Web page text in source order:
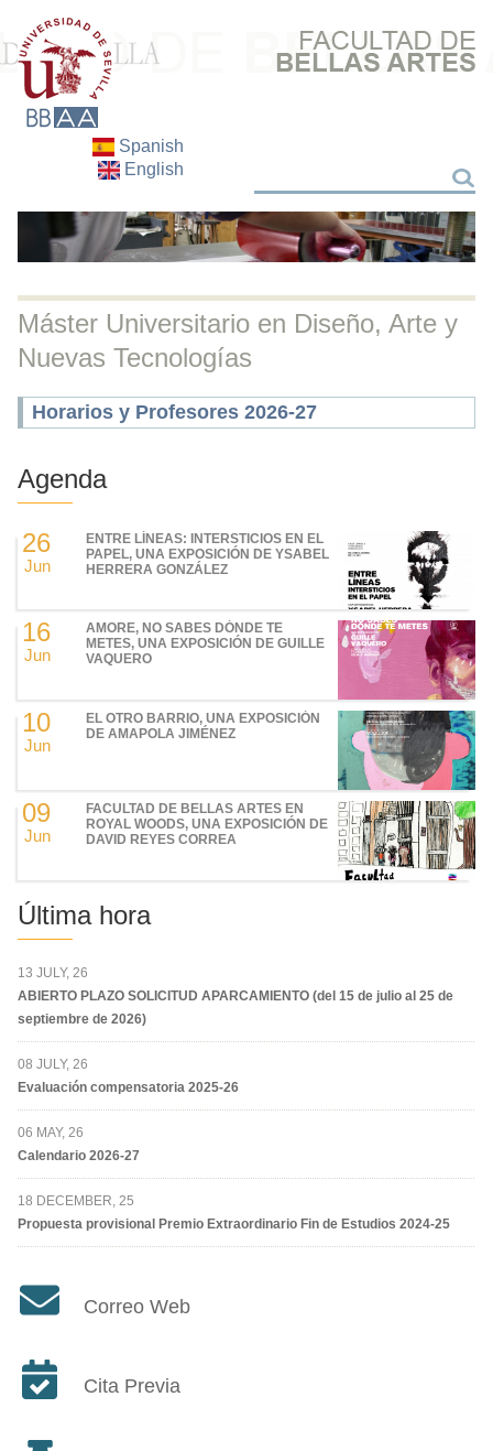
Spanish
English
Search
Máster Universitario en Diseño, Arte y
Nuevas Tecnologías
Horarios y Profesores 2026-27
Agenda
26
Jun
ENTRE LÍNEAS: INTERSTICIOS EN EL
PAPEL, UNA EXPOSICIÓN DE YSABEL
HERRERA GONZÁLEZ
16
Jun
AMORE, NO SABES DÓNDE TE
METES, UNA EXPOSICIÓN DE GUILLE
VAQUERO
10
Jun
EL OTRO BARRIO, UNA EXPOSICIÓN
DE AMAPOLA JIMÉNEZ
09
Jun
FACULTAD DE BELLAS ARTES EN
ROYAL WOODS, UNA EXPOSICIÓN DE
DAVID REYES CORREA
Última hora
13 JULY, 26
ABIERTO PLAZO SOLICITUD APARCAMIENTO (del 15 de julio al 25 de
septiembre de 2026)
08 JULY, 26
Evaluación compensatoria 2025-26
06 MAY, 26
Calendario 2026-27
18 DECEMBER, 25
Propuesta provisional Premio Extraordinario Fin de Estudios 2024-25
Correo Web
Cita Previa